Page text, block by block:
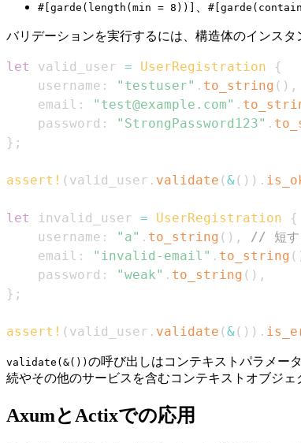
#[garde(length(min = 8))]
バリデーションを実行するには、構造体のインスタ
let valid_user = UserRegistration
{
    username
: "testuser" . to_string ( ) ,
    email
: "test@example.com" .
    password
: "StrongPassword123" .
} ;
assert! ( valid_user . validate (&( ) ) .
let invalid_user = UserRegistration
{
    username
: "a" . to_string ( ) ,
// 短す
    email
: "invalid-email" . to_string (
    password
: "weak" . to_string ( ) ,
} ;
assert! ( valid_user . validate (&( ) ) .
validate(&()) の呼び出しはコンテキストパラメー
続やその他のサービスを含むコンテキストオブジェ
AxumとActixでの応用